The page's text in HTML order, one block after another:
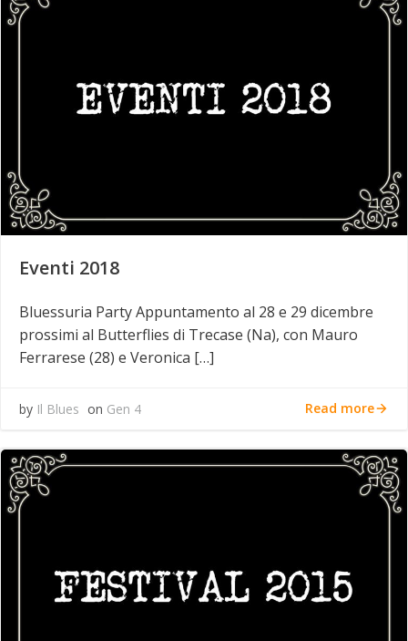
Eventi 2018
Bluessuria Party Appuntamento al 28 e 29 dicembre
prossimi al Butterflies di Trecase (Na), con Mauro
Ferrarese (28) e Veronica […]
by Il Blues on Gen 4 Read more